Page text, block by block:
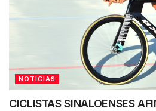
NOTICIAS
CICLISTAS SINALOENSES